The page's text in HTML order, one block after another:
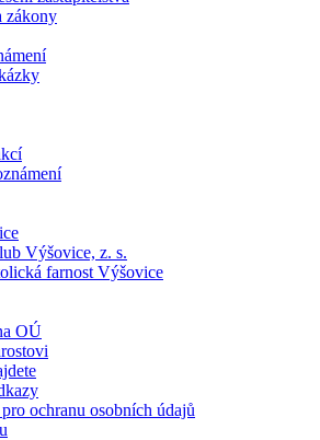
zákony
Výšovice, z. s.
farnost Výšovice
OÚ
ochranu osobních údajů